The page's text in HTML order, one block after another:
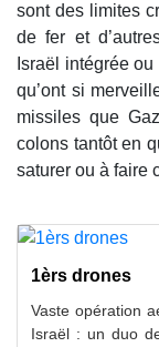
sont des limites
de fer et
Israël intégrée
qu’ont si
missiles que
colons tantôt en
saturer ou à faire
1èrs drones
Vaste opération
Israël : un duo